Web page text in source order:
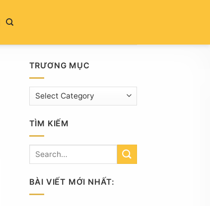
TRƯƠNG MỤC
Trương
mục
TÌM KIẾM
BÀI VIẾT MỚI NHẤT: